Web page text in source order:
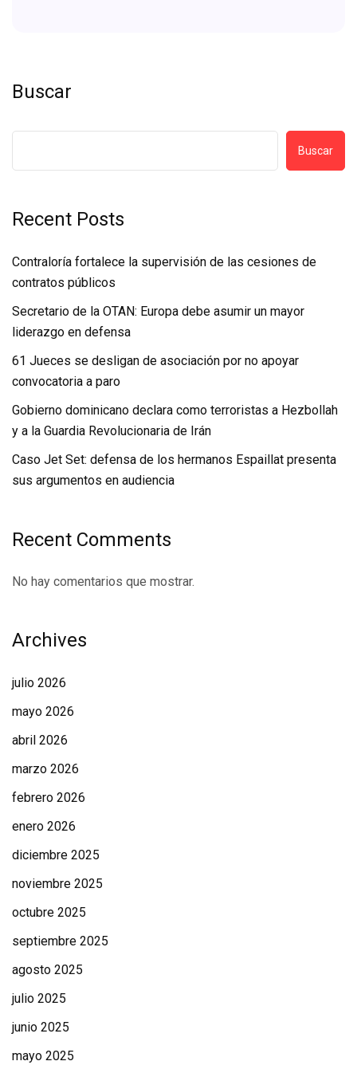
Buscar
Buscar
Recent Posts
Contraloría fortalece la supervisión de las cesiones de
contratos públicos
Secretario de la OTAN: Europa debe asumir un mayor
liderazgo en defensa
61 Jueces se desligan de asociación por no apoyar
convocatoria a paro
Gobierno dominicano declara como terroristas a Hezbollah
y a la Guardia Revolucionaria de Irán
Caso Jet Set: defensa de los hermanos Espaillat presenta
sus argumentos en audiencia
Recent Comments
No hay comentarios que mostrar.
Archives
julio 2026
mayo 2026
abril 2026
marzo 2026
febrero 2026
enero 2026
diciembre 2025
noviembre 2025
octubre 2025
septiembre 2025
agosto 2025
julio 2025
junio 2025
mayo 2025